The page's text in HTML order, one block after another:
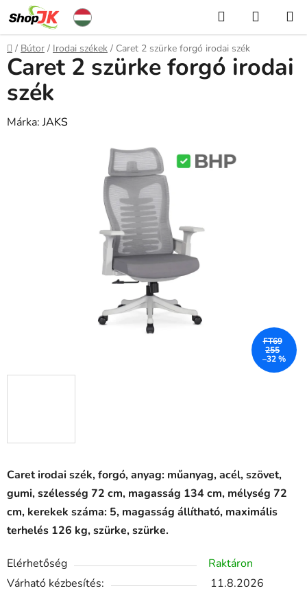
Ugrás
fő
tartalomhoz
KeresésKOSÁR
Kezdőlap
/ Bútor / Irodai székek / Caret 2 szürke forgó irodai szék
Caret irodai szék, forgó, anyag: műanyag, acél, szövet,
gumi, szélesség 72 cm, magasság 134 cm, mélység 72
cm, kerekek száma: 5, magasság állítható, maximális
terhelés 126 kg, szürke, szürke.
Elérhetőség
Raktáron
Várható kézbesítés:
11.8.2026
Caret 2 szürke forgó irodai
szék
Márka:JAKS
FT69
255
–32 %